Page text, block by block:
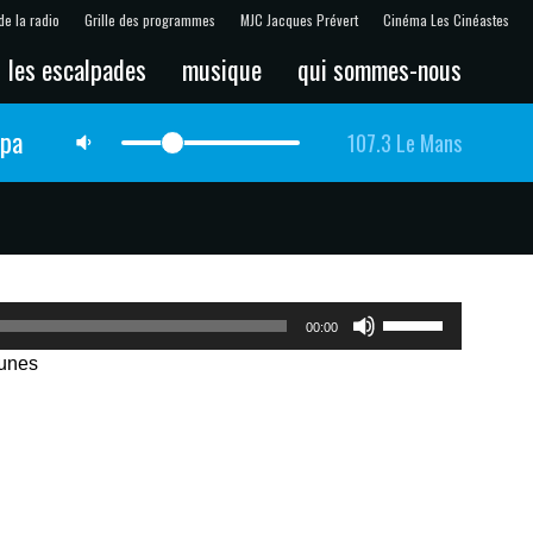
la radio Grille des programmes MJC Jacques Prévert Cinéma Les Cinéastes
les escalpades musique qui sommes-nous
107.3 Le Mans
00:00